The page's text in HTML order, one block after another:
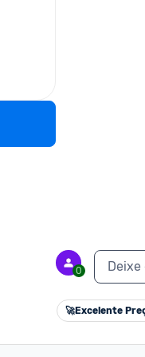
0
🚀Excelente